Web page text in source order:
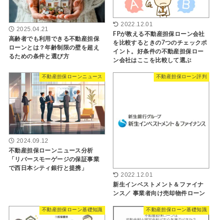
2025.04.21
高齢者でも利用できる不動産担保
ローンとは？年齢制限の壁を超え
るための条件と選び方
2022.12.01
FPが教える不動産担保ローン会社
を比較するときの7つのチェックポ
イント。好条件の不動産担保ロー
ン会社はここを比較して選ぶ
不動産担保ローンニュース
2024.09.12
不動産担保ローンニュース分析
「リバースモーゲージの保証事業
で西日本シティ銀行と提携」
不動産担保ローン評判
2022.12.01
新生インベストメント＆ファイナ
ンス／ 事業者向け売却物件ローン
不動産担保ローン基礎知識 不動産担保ローン基礎知識